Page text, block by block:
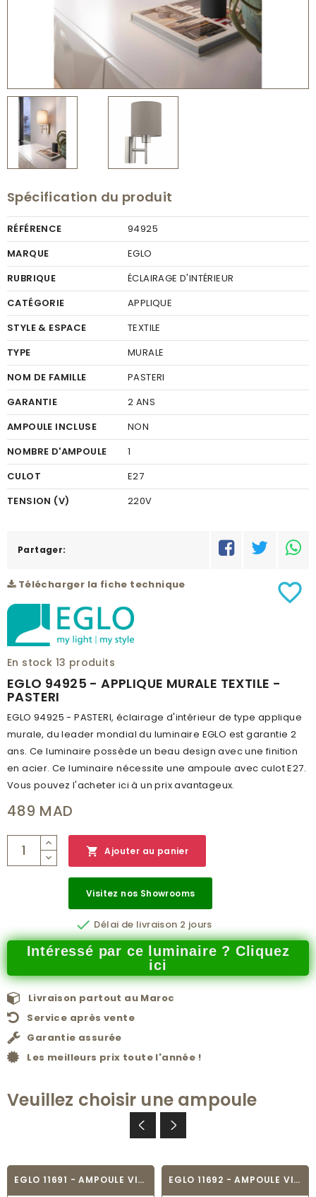
Spécification du produit
RÉFÉRENCE
94925
MARQUE
EGLO
RUBRIQUE
ÉCLAIRAGE D'INTÉRIEUR
CATÉGORIE
APPLIQUE
STYLE & ESPACE
TEXTILE
TYPE
MURALE
NOM DE FAMILLE
PASTERI
GARANTIE
2 ANS
AMPOULE INCLUSE
NON
NOMBRE D'AMPOULE
1
CULOT
E27
TENSION (V)
220V
FINITION
COULEUR DU MATÉRIEL
NICKEL MAT
PUISSANCE (W)
EXTENSION
CLASSE DE PROTECTION1
BRANCHEMENT
NON
POIDS (KG)
0.579
CATALOGUE
MAIN CATALOG 2019/2020
Partager:
Télécharger la fiche technique
En stock 13 produits
EGLO 94925 - APPLIQUE MURALE TEXTILE -
PASTERI
EGLO 94925 - PASTERI, éclairage d'intérieur de type applique
murale, du leader mondial du luminaire EGLO est garantie 2
ans. Ce luminaire possède un beau design avec une finition
en acier. Ce luminaire nécessite une ampoule avec culot E27.
Vous pouvez l'acheter ici à un prix avantageux.
favorite_border
489 MAD
 Ajouter au panier
Visitez nos Showrooms
 Délai de livraison 2 jours
Intéressé par ce luminaire ? Cliquez
ici
Livraison partout au Maroc
Service après vente
Garantie assurée
Les meilleurs prix toute l'année !
Veuillez choisir une ampoule
EGLO 11691 - AMPOULE VINTAGE LED - LED_E27 EGLO 11692 - AMPOULE VINTAGE LED - LED_E27